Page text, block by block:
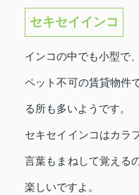
セキセイインコ
インコの中でも小型で
ペット不可の賃貸物件
る所も多いようです。
セキセイインコはカラ
言葉もまねして覚える
楽しいですよ。